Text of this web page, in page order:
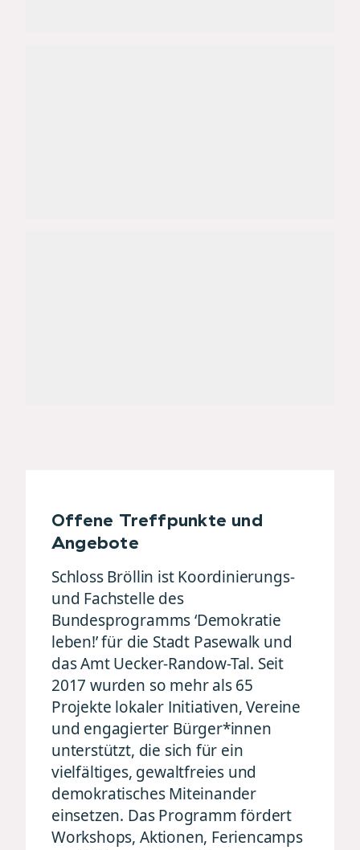
Offene Treffpunkte und
Angebote
Schloss Bröllin ist Koordinierungs-
und Fachstelle des
Bundesprogramms ‘Demokratie
leben!’ für die Stadt Pasewalk und
das Amt Uecker-Randow-Tal. Seit
2017 wurden so mehr als 65
Projekte lokaler Initiativen, Vereine
und engagierter Bürger*innen
unterstützt, die sich für ein
vielfältiges, gewaltfreies und
demokratisches Miteinander
einsetzen. Das Programm fördert
Workshops, Aktionen, Feriencamps